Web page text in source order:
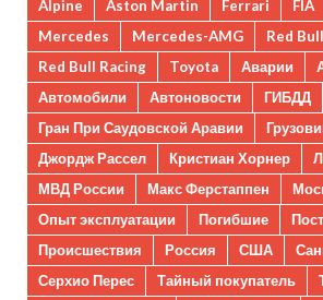
Alpine Aston Martin Ferrari FIA
Mercedes
Mercedes-AMG
Red Bull
Red Bull Racing
Toyota Аварии
Автомобили
Автоновости
ГИБДД
Гран При Саудовской Аравии
Джордж Рассел
Кристиан Хорнер
МВД России
Макс Ферстаппен
Опыт эксплуатации
Погибшие
Происшествия
Россия США
Серхио Перес
Тайный покупатель